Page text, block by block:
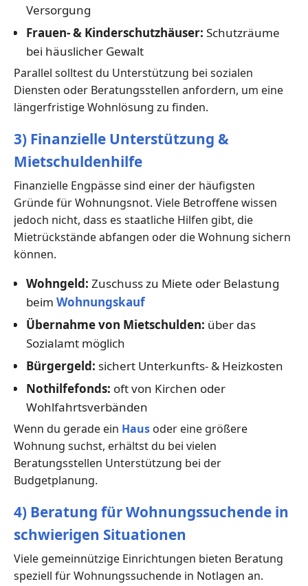
Versorgung
Frauen- & Kinderschutzhäuser: Schutzräume
bei häuslicher Gewalt
Parallel solltest du Unterstützung bei sozialen
Diensten oder Beratungsstellen anfordern, um eine
längerfristige Wohnlösung zu finden.
3) Finanzielle Unterstützung &
Mietschuldenhilfe
Finanzielle Engpässe sind einer der häufigsten
Gründe für Wohnungsnot. Viele Betroffene wissen
jedoch nicht, dass es staatliche Hilfen gibt, die
Mietrückstände abfangen oder die Wohnung sichern
können.
Wohngeld: Zuschuss zu Miete oder Belastung
beim Wohnungskauf
Übernahme von Mietschulden: über das
Sozialamt möglich
Bürgergeld: sichert Unterkunfts- & Heizkosten
Nothilfefonds: oft von Kirchen oder
Wohlfahrtsverbänden
Wenn du gerade ein Haus oder eine größere
Wohnung suchst, erhältst du bei vielen
Beratungsstellen Unterstützung bei der
Budgetplanung.
4) Beratung für Wohnungssuchende in
schwierigen Situationen
Viele gemeinnützige Einrichtungen bieten Beratung
speziell für Wohnungssuchende in Notlagen an.